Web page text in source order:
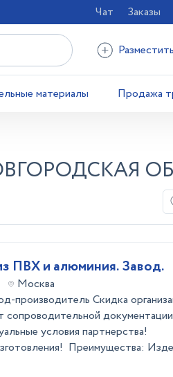
Чат Заказы
материалы Продажа
ПВХ и алюминия. Завод.
Москва
производитель Скидка
сопроводительной
условия
Преимущества: